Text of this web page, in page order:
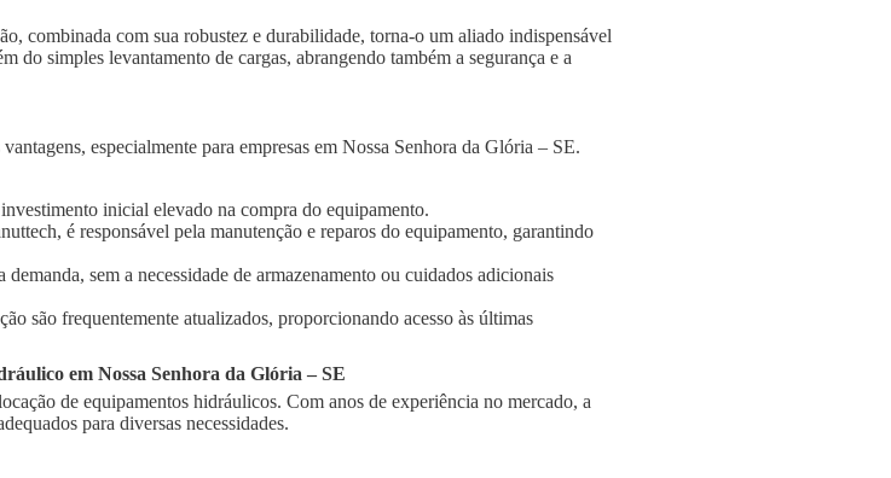
combinada com sua robustez e durabilidade, torna-o um aliado indispensável
do simples levantamento de cargas, abrangendo também a segurança e a
especialmente para empresas em Nossa Senhora da Glória – SE.
inicial elevado na compra do equipamento.
é responsável pela manutenção e reparos do equipamento, garantindo
sem a necessidade de armazenamento ou cuidados adicionais
são frequentemente atualizados, proporcionando acesso às últimas
em Nossa Senhora da Glória – SE
de equipamentos hidráulicos. Com anos de experiência no mercado, a
para diversas necessidades.